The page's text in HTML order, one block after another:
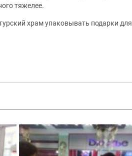
тяжелее.
храм упаковывать подарки для